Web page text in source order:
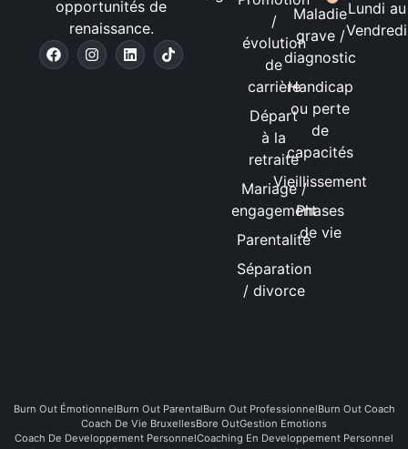
opportunités de
renaissance.
/
évolution
de
carrière
Départ
à la
retraite
Mariage /
engagement
Parentalité
Séparation
/ divorce
Maladie
grave /
diagnostic
Handicap
ou perte
de
capacités
Vieillissement
Phases
de vie
Lundi au
Vendredi
Burn Out ÉmotionnelBurn Out ParentalBurn Out ProfessionnelBurn Out Coach
Coach De Vie BruxellesBore OutGestion Emotions
Coach De Developpement PersonnelCoaching En Developpement Personnel